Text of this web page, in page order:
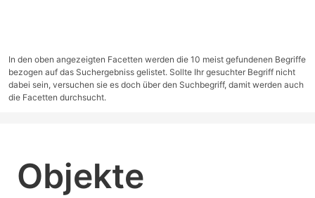
In den oben angezeigten Facetten werden die 10 meist gefundenen Begriffe
bezogen auf das Suchergebniss gelistet. Sollte Ihr gesuchter Begriff nicht
dabei sein, versuchen sie es doch über den Suchbegriff, damit werden auch
die Facetten durchsucht.
Objekte